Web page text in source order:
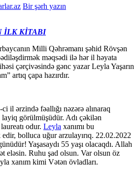
Bir şərh yazın
İLK KİTABI
Milli Qəhrəmanı şəhid Rövşən
məqsədi ilə hər il həyata
çərçivəsində gənc yazar Leyla Yaşarın
artıq çapa hazırdır.
il ərzində fəallığı nəzərə alınaraq
görülmüşüdür. Adı çəkilən
odur. Leyla xanımı bu
bolluca uğur arzulayırıq. 22.02.2022
Yaşasaydı 55 yaşı olacaqdı. Allah
eləsin. Ruhu şad olsun. Var olsun öz
xanım kimi Vətən övladları.